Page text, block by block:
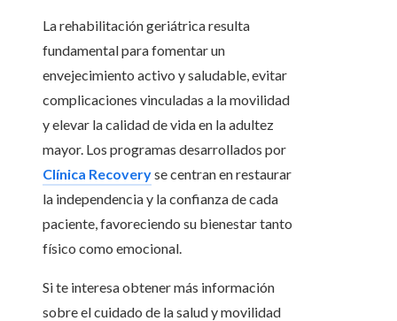
La rehabilitación geriátrica resulta
fundamental para fomentar un
envejecimiento activo y saludable, evitar
complicaciones vinculadas a la movilidad
y elevar la calidad de vida en la adultez
mayor. Los programas desarrollados por
Clínica Recoveryse centran en restaurar
la independencia y la confianza de cada
paciente, favoreciendo su bienestar tanto
físico como emocional.
Si te interesa obtener más información
sobre el cuidado de la salud y movilidad